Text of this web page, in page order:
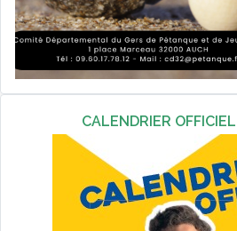
CALENDRIER